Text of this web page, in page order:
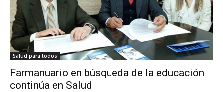
Salud para todos
Farmanuario en búsqueda de la educación
continúa en Salud